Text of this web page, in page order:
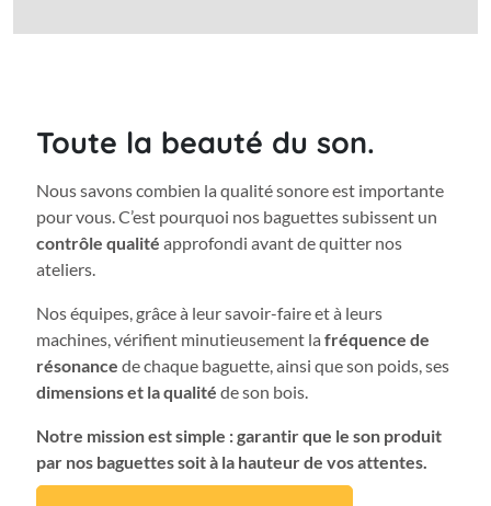
Toute la beauté du son.
Nous savons combien la qualité sonore est importante
pour vous. C’est pourquoi nos baguettes subissent un
contrôle qualité approfondi avant de quitter nos
ateliers.
Nos équipes, grâce à leur savoir-faire et à leurs
machines, vérifient minutieusement lafréquence de
résonance de chaque baguette, ainsi que son poids, ses
dimensions et la qualité de son bois.
Notre mission est simple : garantir que le son produit
par nos baguettes soit à la hauteur de vos attentes.